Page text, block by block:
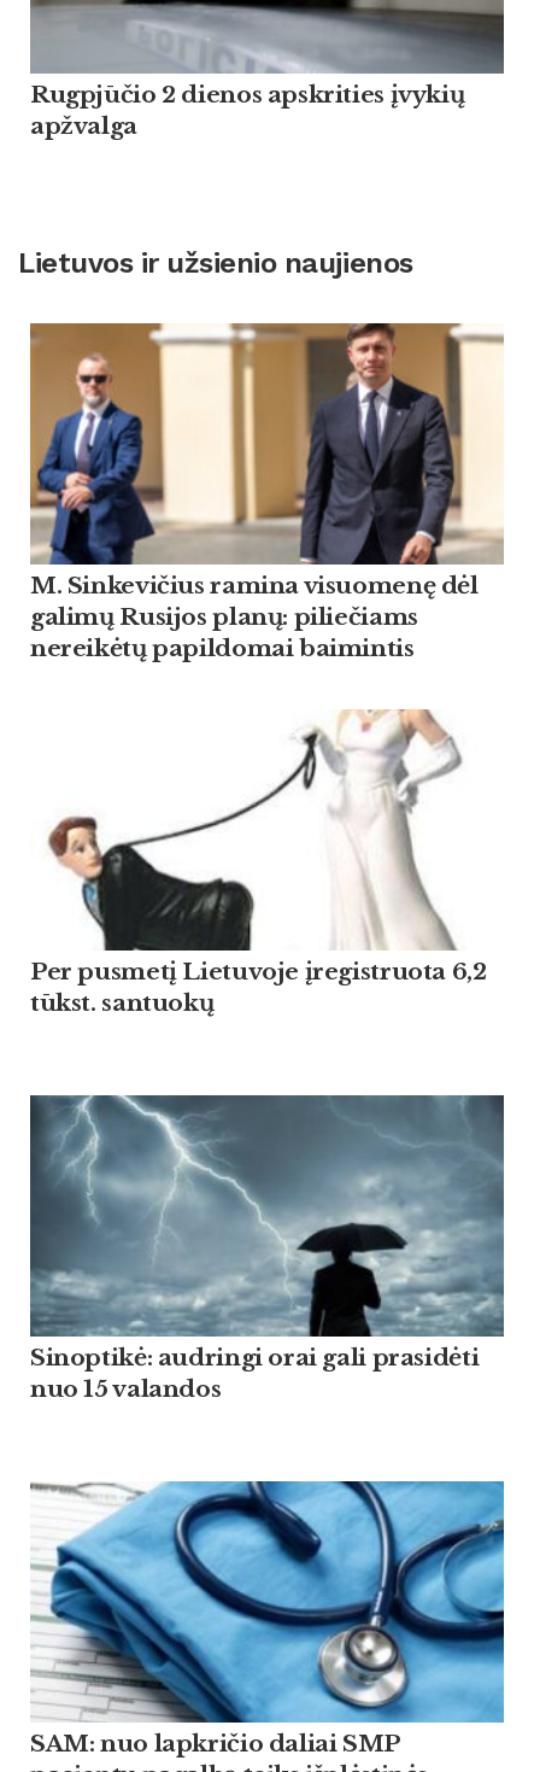
Rugpjūčio 2 dienos apskrities įvykių
apžvalga
Lietuvos ir užsienio naujienos
M. Sinkevičius ramina visuomenę dėl
galimų Rusijos planų: piliečiams
nereikėtų papildomai baimintis
Per pusmetį Lietuvoje įregistruota 6,2
tūkst. santuokų
Sinoptikė: audringi orai gali prasidėti
nuo 15 valandos
SAM: nuo lapkričio daliai SMP